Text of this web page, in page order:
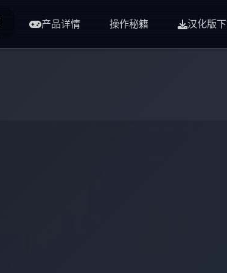
产品详情 操作秘籍 汉化版